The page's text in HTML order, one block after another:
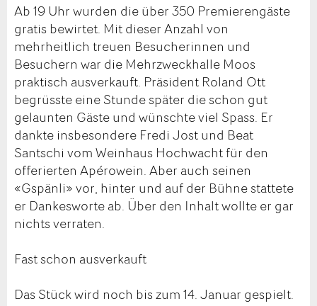
Ab 19 Uhr wurden die über 350 Premierengäste
gratis bewirtet. Mit dieser Anzahl von
mehrheitlich treuen Besucherinnen und
Besuchern war die Mehrzweckhalle Moos
praktisch ausverkauft. Präsident Roland Ott
begrüsste eine Stunde später die schon gut
gelaunten Gäste und wünschte viel Spass. Er
dankte insbesondere Fredi Jost und Beat
Santschi vom Weinhaus Hochwacht für den
offerierten Apérowein. Aber auch seinen
«Gspänli» vor, hinter und auf der Bühne stattete
er Dankesworte ab. Über den Inhalt wollte er gar
nichts verraten.
Fast schon ausverkauft
Das Stück wird noch bis zum 14. Januar gespielt.